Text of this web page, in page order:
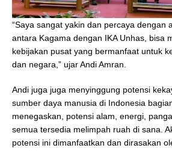
“Saya sangat yakin dan percaya dengan
antara Kagama dengan IKA Unhas, bisa
kebijakan pusat yang bermanfaat untuk
dan negara,” ujar Andi Amran.
Andi juga juga menyinggung potensi
sumber daya manusia di Indonesia
menegaskan, potensi alam, energi,
semua tersedia melimpah ruah di sana.
potensi ini dimanfaatkan dan dirasakan